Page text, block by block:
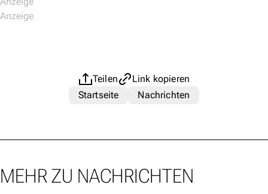
Teilen
Link kopieren
Startseite
Nachrichten
MEHR ZU NACHRICHTEN